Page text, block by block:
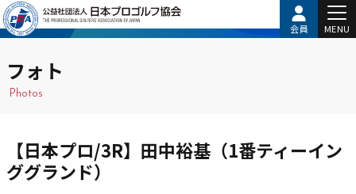
会員 MENU
フォト
Photos
【日本プロ/3R】田中裕基（1番ティーイン
ググランド）